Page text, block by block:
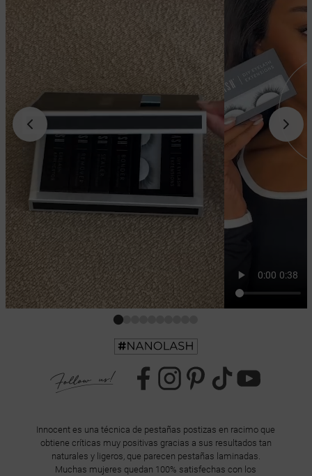
Innocent es una técnica de pestañas postizas en racimo que
obtiene críticas muy positivas gracias a sus resultados tan
naturales y ligeros, que parecen pestañas laminadas.
Muchas mujeres quedan 100% satisfechas con los